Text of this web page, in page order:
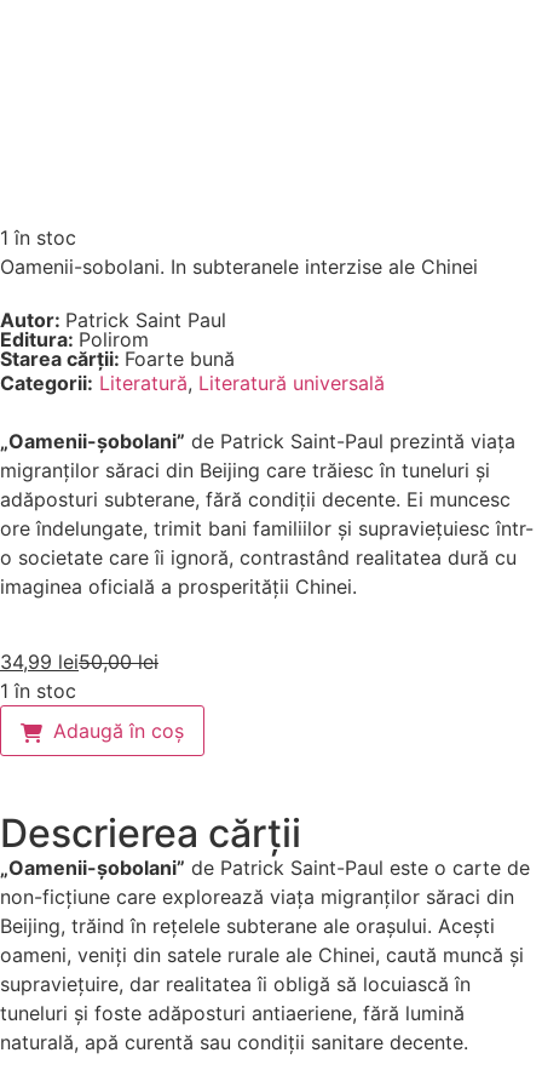
1 în stoc
Oamenii-sobolani. In subteranele interzise ale Chinei
Autor: Patrick Saint Paul
Editura: Polirom
Starea cărții: Foarte bună
Categorii: Literatură, Literatură universală
„Oamenii-șobolani” de Patrick Saint-Paul prezintă viața
migranților săraci din Beijing care trăiesc în tuneluri și
adăposturi subterane, fără condiții decente. Ei muncesc
ore îndelungate, trimit bani familiilor și supraviețuiesc într-
o societate care îi ignoră, contrastând realitatea dură cu
imaginea oficială a prosperității Chinei.
50,00lei
34,99 lei
1 în stoc
Adaugă în coș
Descrierea cărții
„Oamenii-șobolani” de Patrick Saint-Paul este o carte de
non-ficțiune care explorează viața migranților săraci din
Beijing, trăind în rețelele subterane ale orașului. Acești
oameni, veniți din satele rurale ale Chinei, caută muncă și
supraviețuire, dar realitatea îi obligă să locuiască în
tuneluri și foste adăposturi antiaeriene, fără lumină
naturală, apă curentă sau condiții sanitare decente.